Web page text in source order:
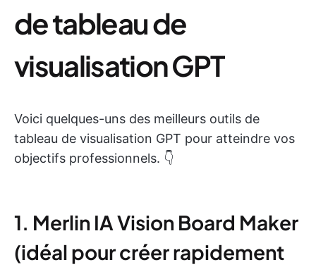
de tableau de
visualisation GPT
Voici quelques-uns des meilleurs outils de
tableau de visualisation GPT pour atteindre vos
objectifs professionnels. 👇
1. Merlin IA Vision Board Maker
(idéal pour créer rapidement